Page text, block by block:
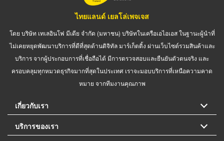
ไทยแลนด์ เยลโล่เพจเจส
โดย บริษัท เทเลอินโฟ มีเดีย จำกัด (มหาชน) บริษัทในเครือเอไอเอส ในฐานะผู้นำที่
ไม่เคยหยุดพัฒนาบริการที่ดีที่สุดด้านดิจิทัล มาร์เก็ตติ้ง ผ่านเว็บไซต์รวมสินค้าและ
บริการ จากผู้ประกอบการที่เชื่อถือได้ มีการตรวจสอบและยืนยันตัวตนจริง และ
ครอบคลุมทุกหมวดธุรกิจมากที่สุดในประเทศ เราจะมอบบริการที่เหนือความคาด
หมาย จากทีมงานคุณภาพ
เกี่ยวกับเรา
บริการของเรา